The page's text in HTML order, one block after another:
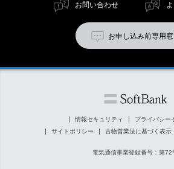
お問い合わせ
お申し込み前専用窓
情報セキュリティ
プライバシー
サイトポリシー
古物営業法に基づく表示
電気通信事業登録番号：第72